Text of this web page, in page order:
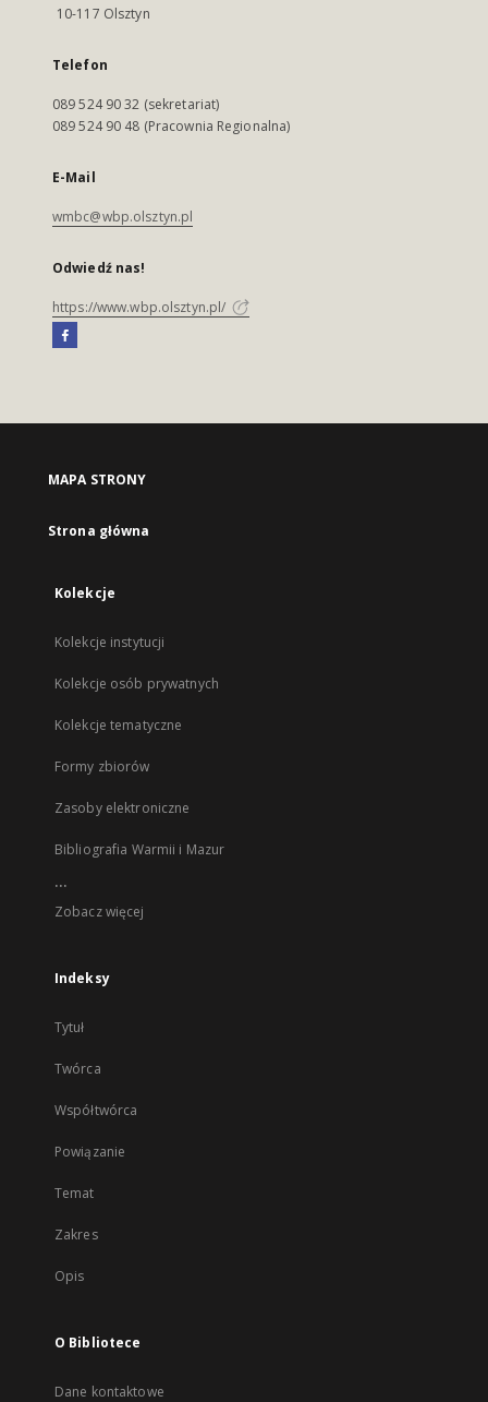
10-117 Olsztyn
Telefon
089 524 90 32 (sekretariat)
089 524 90 48 (Pracownia Regionalna)
E-Mail
wmbc@wbp.olsztyn.pl
Odwiedź nas!
https://www.wbp.olsztyn.pl/
MAPA STRONY
Strona główna
Kolekcje
Kolekcje instytucji
Kolekcje osób prywatnych
Kolekcje tematyczne
Formy zbiorów
Zasoby elektroniczne
Bibliografia Warmii i Mazur
...
Zobacz więcej
Indeksy
Tytuł
Twórca
Współtwórca
Powiązanie
Temat
Zakres
Opis
O Bibliotece
Dane kontaktowe